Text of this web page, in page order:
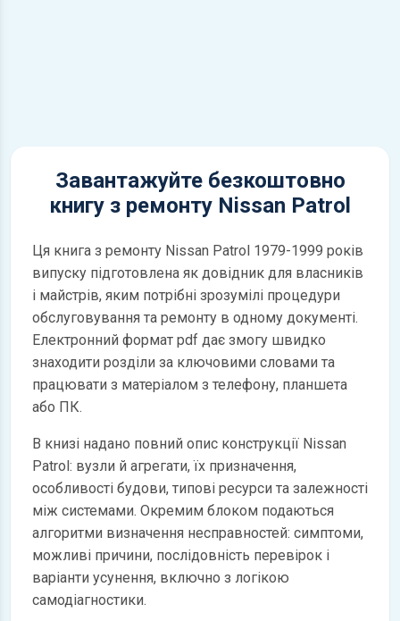
Завантажуйте безкоштовно
книгу з ремонту Nissan Patrol
Ця книга з ремонту Nissan Patrol 1979-1999 років
випуску підготовлена як довідник для власників
і майстрів, яким потрібні зрозумілі процедури
обслуговування та ремонту в одному документі.
Електронний формат pdf дає змогу швидко
знаходити розділи за ключовими словами та
працювати з матеріалом з телефону, планшета
або ПК.
В книзі надано повний опис конструкції Nissan
Patrol: вузли й агрегати, їх призначення,
особливості будови, типові ресурси та залежності
між системами. Окремим блоком подаються
алгоритми визначення несправностей: симптоми,
можливі причини, послідовність перевірок і
варіанти усунення, включно з логікою
самодіагностики.